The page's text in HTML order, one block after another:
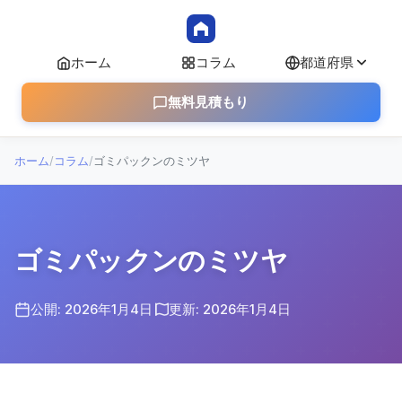
ホーム コラム 都道府県
無料見積もり
ホーム/コラム/ゴミパックンのミツヤ
ゴミパックンのミツヤ
公開: 2026年1月4日 更新: 2026年1月4日